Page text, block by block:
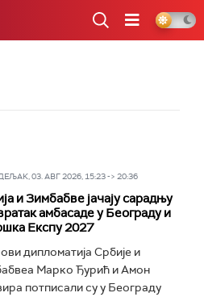
03. АВГ 2026, 15:23 -> 20:36
и Зимбабве јачају сарадњу
амбасаде у Београду и
Експу 2027
дипломатија Србије и
Марко Ђурић и Амон
потписали су у Београду